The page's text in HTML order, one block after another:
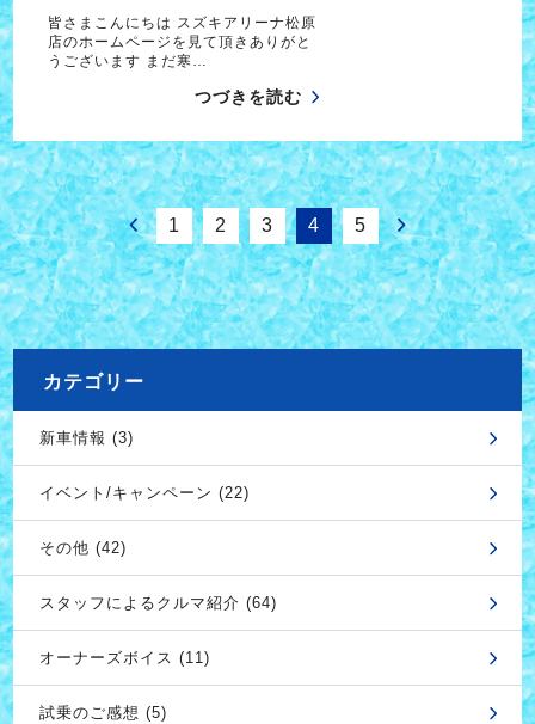
皆さまこんにちは スズキアリーナ松原
店のホームページを見て頂きありがと
うございます まだ寒…
つづきを読む
1 2 3 4 5
カテゴリー
新車情報 (3)
イベント/キャンペーン (22)
その他 (42)
スタッフによるクルマ紹介 (64)
オーナーズボイス (11)
試乗のご感想 (5)